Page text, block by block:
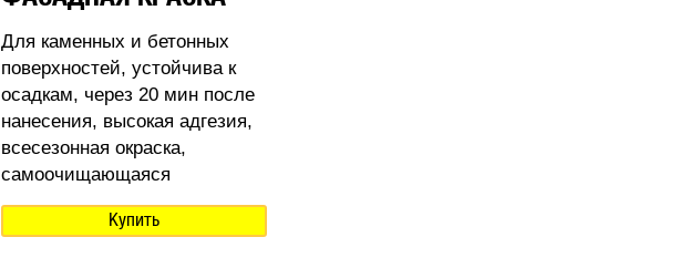
Для каменных и бетонных
поверхностей, устойчива к
осадкам, через 20 мин после
нанесения, высокая адгезия,
всесезонная окраска,
самоочищающаяся
Купить